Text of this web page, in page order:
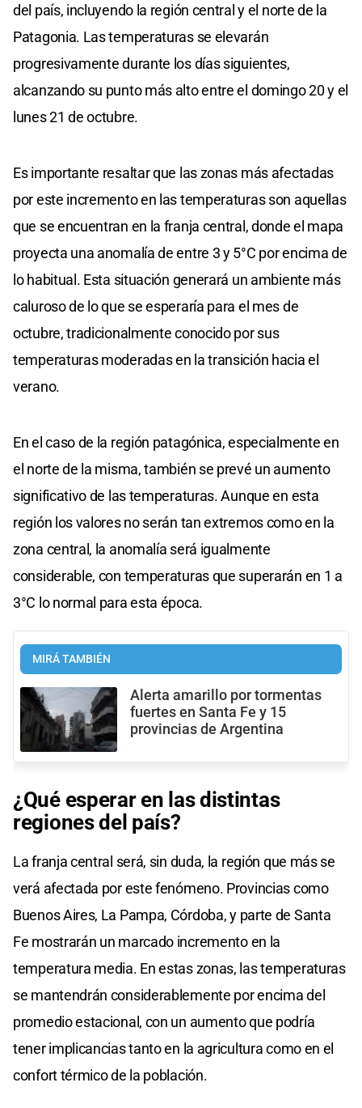
del país, incluyendo la región central y el norte de la
Patagonia. Las temperaturas se elevarán
progresivamente durante los días siguientes,
alcanzando su punto más alto entre el domingo 20 y el
lunes 21 de octubre.
Es importante resaltar que las zonas más afectadas
por este incremento en las temperaturas son aquellas
que se encuentran en la franja central, donde el mapa
proyecta una anomalía de entre 3 y 5°C por encima de
lo habitual. Esta situación generará un ambiente más
caluroso de lo que se esperaría para el mes de
octubre, tradicionalmente conocido por sus
temperaturas moderadas en la transición hacia el
verano.
En el caso de la región patagónica, especialmente en
el norte de la misma, también se prevé un aumento
significativo de las temperaturas. Aunque en esta
región los valores no serán tan extremos como en la
zona central, la anomalía será igualmente
considerable, con temperaturas que superarán en 1 a
3°C lo normal para esta época.
MIRÁ TAMBIÉN
Alerta amarillo por tormentas
fuertes en Santa Fe y 15
provincias de Argentina
¿Qué esperar en las distintas
regiones del país?
La franja central será, sin duda, la región que más se
verá afectada por este fenómeno. Provincias como
Buenos Aires, La Pampa, Córdoba, y parte de Santa
Fe mostrarán un marcado incremento en la
temperatura media. En estas zonas, las temperaturas
se mantendrán considerablemente por encima del
promedio estacional, con un aumento que podría
tener implicancias tanto en la agricultura como en el
confort térmico de la población.